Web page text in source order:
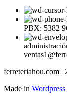
PBX: 5382
ferreteriahou.com |
Made in Wordpress